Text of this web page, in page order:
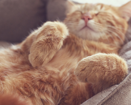
Инициатором Всемирного дня
стал международный фонд
праздник котам
почитание. Можно купить
любимое лакомство или новую
некоторых странах в эту дату
специальные парки для
кошачьи магазины и другие
ПРАЗДНИКИ ЖИВОТНЫЕ
КОШКИ
ПСИХОЛОГИЯ